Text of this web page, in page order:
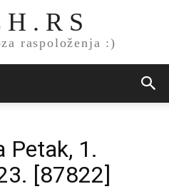
H . R S
raspoloženja :)
Petak, 1.
[87822]